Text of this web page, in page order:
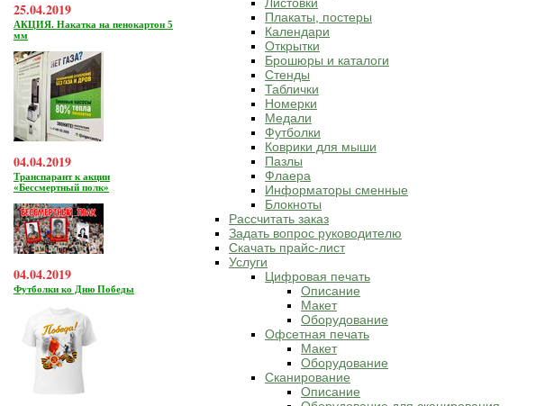
25.04.2019
АКЦИЯ. Накатка на пенокартон 5
мм
04.04.2019
Транспарант к акции
«Бессмертный полк»
04.04.2019
Футболки ко Дню Победы
Плакаты, постеры
Календари
Открытки
Брошюры и каталоги
Стенды
Таблички
Номерки
Медали
Футболки
Коврики для мыши
Пазлы
Флаера
Информаторы сменные
Блокноты
Рассчитать заказ
Задать вопрос руководителю
Скачать прайс-лист
Услуги
Цифровая печать
Описание
Макет
Оборудование
Офсетная печать
Макет
Оборудование
Сканирование
Описание